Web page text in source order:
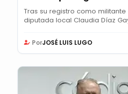
Tras su registro como
diputada local Claudia Díaz
PorJOSÉ LUIS LUGO